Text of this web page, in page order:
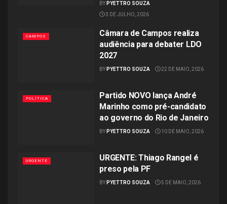
BY PYETTRO SOUZA
3 DE JULHO, 2026
CAMPOS
Câmara de Campos realiza
audiência para debater LDO
2027
BY PYETTRO SOUZA 22 DE MAIO, 2026
POLÍTICA
Partido NOVO lança André
Marinho como pré-candidato
ao governo do Rio de Janeiro
BY PYETTRO SOUZA 10 DE MAIO, 2026
URGENTE
URGENTE: Thiago Rangel é
preso pela PF
BY PYETTRO SOUZA 5 DE MAIO, 2026